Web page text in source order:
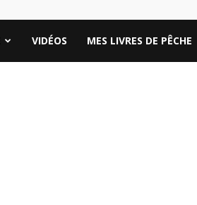
VIDÉOS MES LIVRES DE PÊCHE